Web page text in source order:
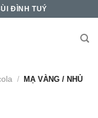
ĐÌNH TUÝ
/
MẠ VÀNG / NHỦ